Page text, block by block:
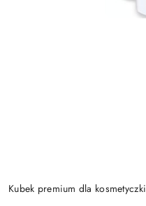
Kubek premium dla